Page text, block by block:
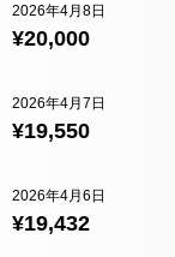
¥20,000
2026年4月8日
¥19,550
2026年4月7日
¥19,432
2026年4月6日